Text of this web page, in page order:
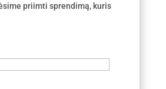
priimti sprendimą, kuris